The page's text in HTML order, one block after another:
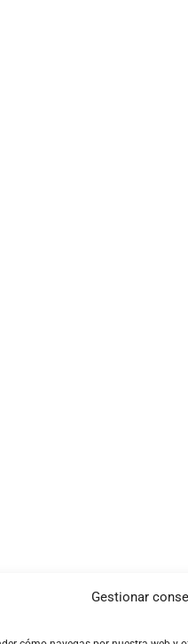
Gestionar